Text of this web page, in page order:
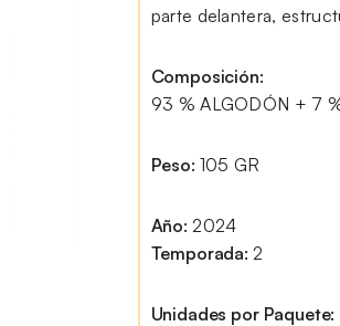
parte delantera,
Composición:
93 % ALGODÓN + 7
Peso: 105 GR
Año: 2024
Temporada: 2
Unidades por Paquete: